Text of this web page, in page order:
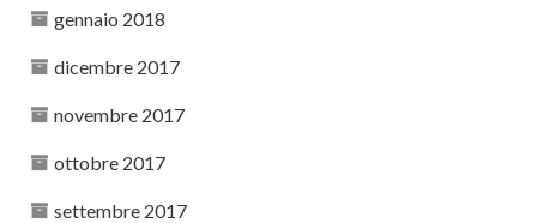
gennaio 2018
dicembre 2017
novembre 2017
ottobre 2017
settembre 2017